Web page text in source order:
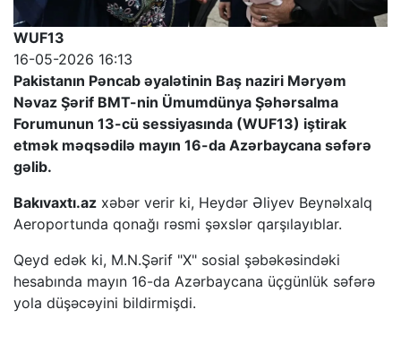
WUF13
16-05-2026 16:13
Pakistanın Pəncab əyalətinin Baş naziri Məryəm
Nəvaz Şərif BMT-nin Ümumdünya Şəhərsalma
Forumunun 13-cü sessiyasında (WUF13) iştirak
etmək məqsədilə mayın 16-da Azərbaycana səfərə
gəlib.
Bakıvaxtı.az xəbər verir ki, Heydər Əliyev Beynəlxalq
Aeroportunda qonağı rəsmi şəxslər qarşılayıblar.
Qeyd edək ki, M.N.Şərif "X" sosial şəbəkəsindəki
hesabında mayın 16-da Azərbaycana üçgünlük səfərə
yola düşəcəyini bildirmişdi.